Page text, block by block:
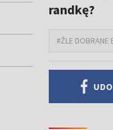
randkę?
#ŹLE DOBRANE